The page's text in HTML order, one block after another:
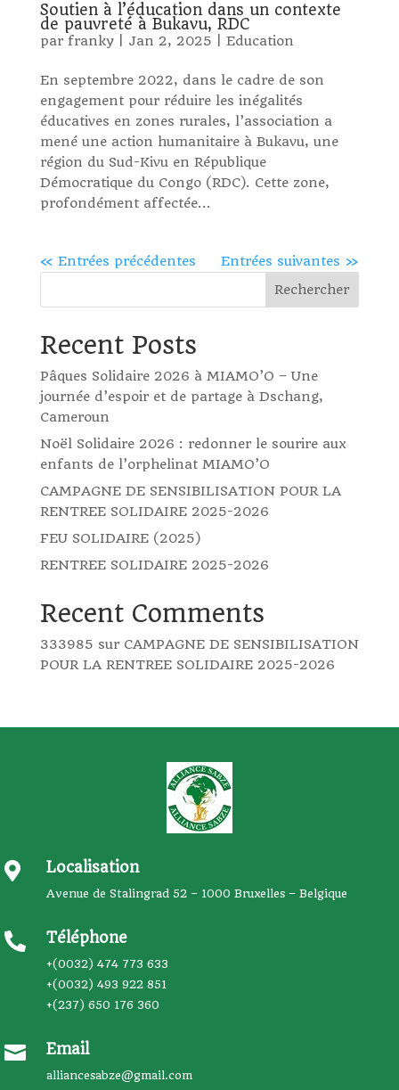
Soutien à l’éducation dans un contexte
de pauvreté à Bukavu, RDC
par franky| Jan 2, 2025 Education
En septembre 2022, dans le cadre de son
engagement pour réduire les inégalités
éducatives en zones rurales, l’association a
mené une action humanitaire à Bukavu, une
région du Sud-Kivu en République
Démocratique du Congo (RDC). Cette zone,
profondément affectée...
« Entrées précédentes
Entrées suivantes »
Rechercher
Recent Posts
Pâques Solidaire 2026 à MIAMO’O – Une
journée d’espoir et de partage à Dschang,
Cameroun
Noël Solidaire 2026 : redonner le sourire aux
enfants de l’orphelinat MIAMO’O
CAMPAGNE DE SENSIBILISATION POUR LA
RENTREE SOLIDAIRE 2025-2026
FEU SOLIDAIRE (2025)
RENTREE SOLIDAIRE 2025-2026
Recent Comments
333985 sur CAMPAGNE DE SENSIBILISATION
POUR LA RENTREE SOLIDAIRE 2025-2026
 Localisation
Avenue de Stalingrad 52 – 1000 Bruxelles – Belgique
 Téléphone
+(0032) 474 773 633
+(0032) 493 922 851
+(237) 650 176 360
 Email
alliancesabze@gmail.com